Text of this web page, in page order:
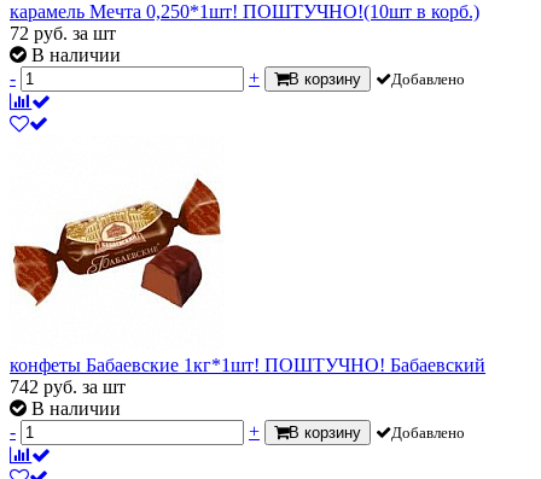
карамель Мечта 0,250*1шт! ПОШТУЧНО!(10шт в корб.)
72 руб. за шт
В наличии
-
+ В корзину Добавлено
конфеты Бабаевские 1кг*1шт! ПОШТУЧНО! Бабаевский
742 руб. за шт
В наличии
-
+ В корзину Добавлено